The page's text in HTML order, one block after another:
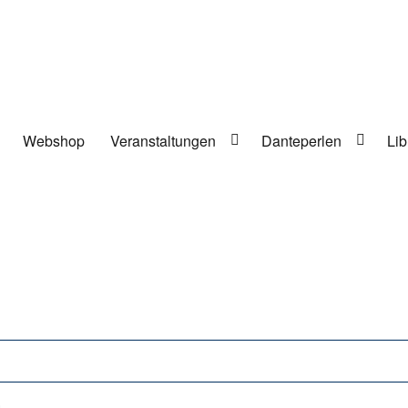
Webshop Veranstaltungen Danteperlen